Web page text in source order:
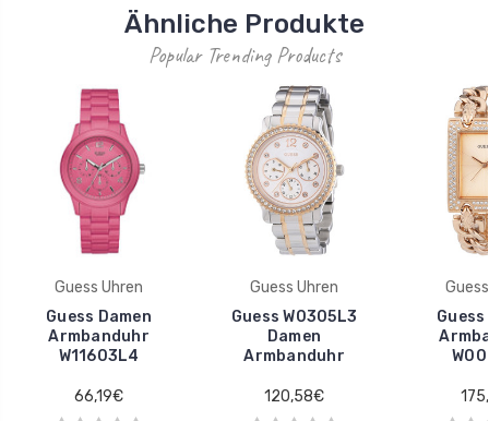
Ähnliche Produkte
Popular Trending Products
Guess Uhren
Guess Damen
Armbanduhr
W11603L4
66,19€
Guess Uhren
Guess W0305L3
Damen
Armbanduhr
120,58€
Guess